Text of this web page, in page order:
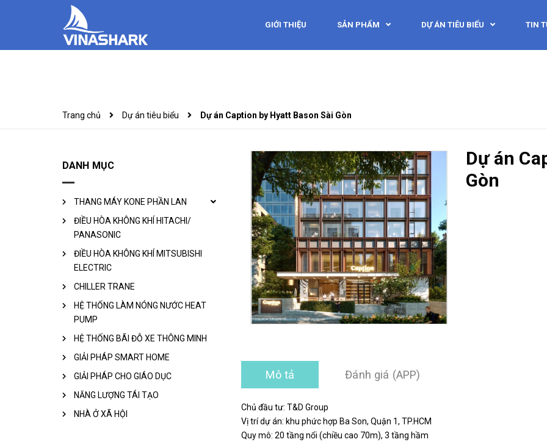
GIỚI THIỆU SẢN PHẨM DỰ ÁN TIÊU BIỂU TIN
Trang chủ Dự án tiêu biểu Dự án Caption by Hyatt Bason Sài Gòn
Dự án
Gòn
Mô tả Đánh giá (APP)
Chủ đầu tư: T&D Group
Vị trí dự án: khu phức hợp Ba Son, Quận 1, TP.HCM
Quy mô: 20 tầng nổi (chiều cao 70m), 3 tầng hầm
DANH MỤC
THANG MÁY KONE PHẦN LAN
ĐIỀU HÒA KHÔNG KHÍ HITACHI/
PANASONIC
ĐIỀU HÒA KHÔNG KHÍ MITSUBISHI
ELECTRIC
CHILLER TRANE
HỆ THỐNG LÀM NÓNG NƯỚC HEAT
PUMP
HỆ THỐNG BÃI ĐỖ XE THÔNG MINH
GIẢI PHÁP SMART HOME
GIẢI PHÁP CHO GIÁO DỤC
NĂNG LƯỢNG TÁI TẠO
NHÀ Ở XÃ HỘI